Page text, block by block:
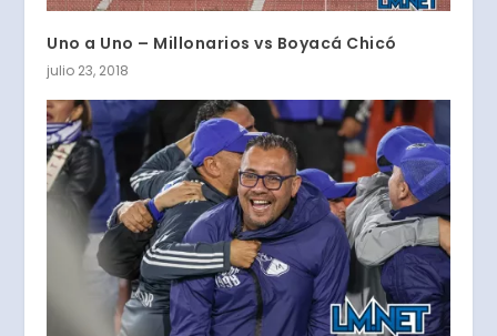
Uno a Uno – Millonarios vs Boyacá Chicó
julio 23, 2018